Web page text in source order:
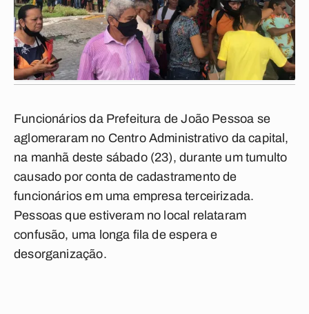
Funcionários da Prefeitura de João Pessoa se
aglomeraram no Centro Administrativo da capital,
na manhã deste sábado (23), durante um tumulto
causado por conta de cadastramento de
funcionários em uma empresa terceirizada.
Pessoas que estiveram no local relataram
confusão, uma longa fila de espera e
desorganização.